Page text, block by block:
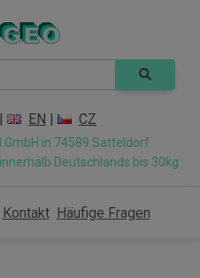
| EN | CZ
GmbH in 74589 Satteldorf.
Deutschlands bis 30kg
Kontakt Häufige Fragen